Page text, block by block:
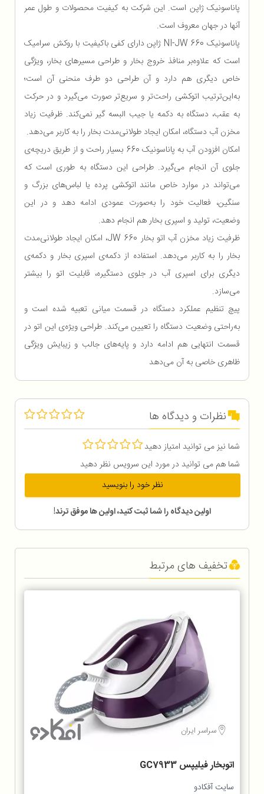
پاناسونیک ژاپن است. این شرکت به کیفیت محصولات و طول عمر
آنها در جهان معروف است.
پاناسونیک NI-JW 660 ژاپن دارای کفی باکیفیت با روکش سرامیک
است که علاوه‌بر منافذ خروج بخار و طراحی مسیرهای بخار، ویژگی
خاص دیگری هم دارد و آن طراحی دو طرف منحنی آن است؛
به‌این‌ترتیب اتوکشی راحت‌تر و سریع‌تر صورت می‌گیرد و در حرکت
به عقب، دستگاه به دکمه یا جیب البسه گیر نمی‌کند. ظرفیت زیاد
مخزن آب دستگاه، امکان ایجاد طولانی‌مدت بخار را به کاربر می‌دهد.
امکان افزودن آب به پاناسونیک 660 بسیار راحت و از طریق دریچه‌ی
جلوی آن انجام می‌گیرد. طراحی این دستگاه به طوری است که
می‌تواند در موارد خاص مانند اتوکشی پرده یا لباس‌های بزرگ و
سنگین، فعالیت خود را به‌صورت عمودی ادامه دهد و در این
وضعیت، تولید و اسپری بخار هم انجام دهد.
ظرفیت زیاد مخزن آب اتو بخار JW 660، امکان ایجاد طولانی‌مدت
بخار را به کاربر می‌دهد. استفاده از دکمه‌ی اسپری بخار و دکمه‌ی
دیگری برای اسپری آب در جلوی دستگیره، قابلیت اتو را بیشتر
می‌سازد.
پیچ تنظیم عملکرد دستگاه در قسمت میانی تعبیه ‌شده است و
به‌راحتی وضعیت دستگاه را تعیین می‌کند. طراحی ویژه‌ی این اتو در
قسمت انتهایی هم ادامه دارد و پایه‌های جالب و زیبایش ویژگی
ظاهری خاصی به آن می‌دهد
نظرات و دیدگاه ها
شما نیز می توانید امتیاز دهید
شما هم می توانید در مورد این سرویس نظر دهید
نظر خود را بنویسید
اولین دیدگاه را شما ثبت کنید، اولین ها موفق ترند!
تخفیف های مرتبط
سراسر ایران
اتوبخار فیلیپس GC7933
سایت آفکادو